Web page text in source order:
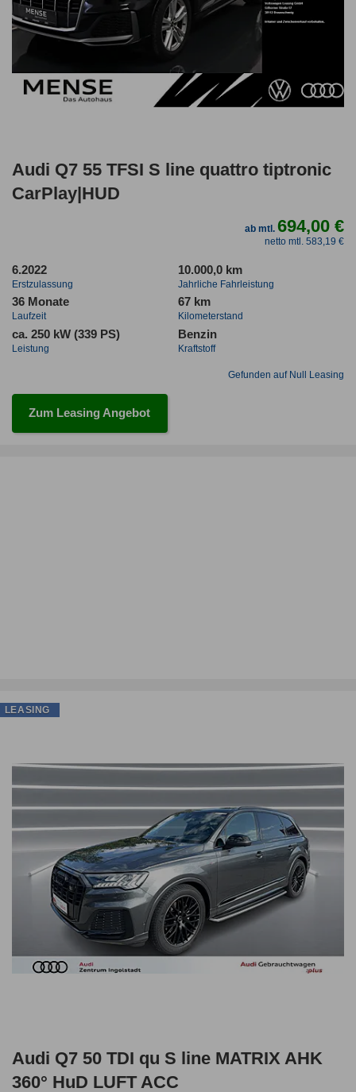
Audi Q7 55 TFSI S line quattro tiptronic
CarPlay|HUD
ab mtl.694,00 €
netto mtl. 583,19 €
6.2022
Erstzulassung
10.000,0 km
Jahrliche Fahrleistung
36 Monate
Laufzeit
67 km
Kilometerstand
ca. 250 kW (339 PS)
Leistung
Benzin
Kraftstoff
Gefunden auf Null Leasing
Zum Leasing Angebot
Audi Q7 50 TDI qu S line MATRIX AHK
360° HuD LUFT ACC
LEASING